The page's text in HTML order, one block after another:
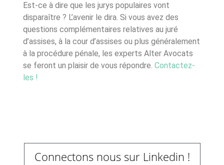
Est-ce à dire que les jurys populaires vont
disparaître ? L’avenir le dira. Si vous avez des
questions complémentaires relatives au juré
d’assises, à la cour d’assises ou plus généralement
à la procédure pénale, les experts Alter Avocats
se feront un plaisir de vous répondre. Contactez-
les !
Connectons nous sur Linkedin !